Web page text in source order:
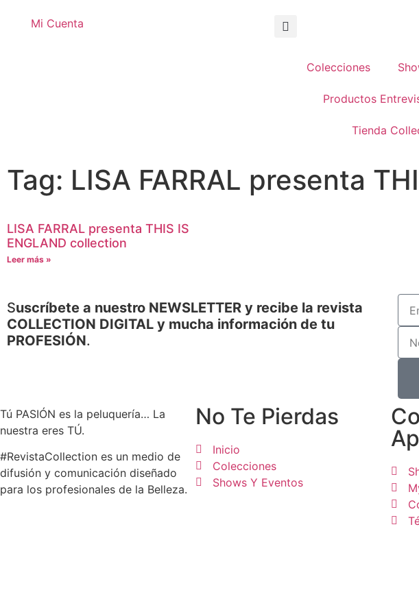
Mi Cuenta
Colecciones
Productos
Tienda
Tag: LISA FARRAL presenta
LISA FARRAL presenta THIS IS
ENGLAND collection
Leer más »
Suscríbete a nuestro NEWSLETTER y recibe la revista
COLLECTION DIGITAL y mucha información de tu
PROFESIÓN.
Tú PASIÓN es la peluquería… La
nuestra eres TÚ.
#RevistaCollection es un medio de
difusión y comunicación diseñado
para los profesionales de la Belleza.
No Te Pierdas
Inicio
Colecciones
Shows Y Eventos